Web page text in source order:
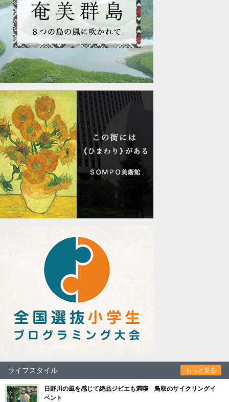
ライフスタイル もっと見る
日野川の風を感じて絶品ジビエも満喫 鳥取のサイクリングイ
ベント